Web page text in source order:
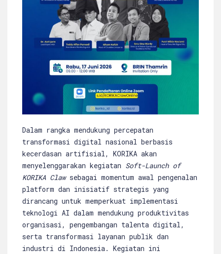
Dalam rangka mendukung percepatan
transformasi digital nasional berbasis
kecerdasan artifisial, KORIKA akan
menyelenggarakan kegiatan Soft-Launch of
KORIKA Clawsebagai momentum awal pengenalan
platform dan inisiatif strategis yang
dirancang untuk memperkuat implementasi
teknologi AI dalam mendukung produktivitas
organisasi, pengembangan talenta digital,
serta transformasi layanan publik dan
industri di Indonesia. Kegiatan ini